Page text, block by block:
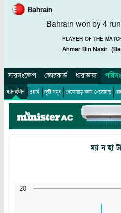
Bahrain
Bahrain won by 4
PLAYER OF THE
Ahmer Bin Nasir (
সারসংক্ষেপ স্কোরকার্ড ধারাভাষ্য
ম্যানহাটান ওয়ার্ম জুটি সমূহ খেলোয়াড় বনাম খেলোয়াড়
20